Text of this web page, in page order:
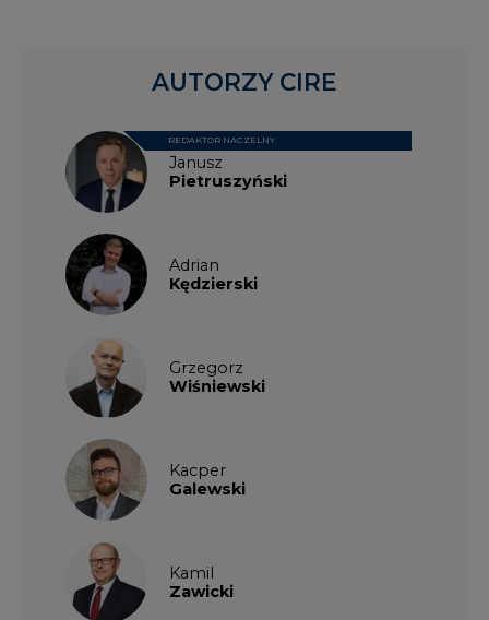
Janusz
Pietruszyński
REDAKTOR NACZELNY
Adrian
Kędzierski
Grzegorz
Wiśniewski
Kacper
Galewski
Kamil
Zawicki
AUTORZY CIRE